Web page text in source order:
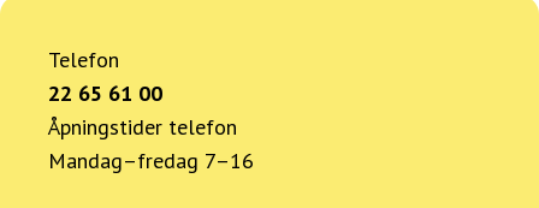
Telefon
22 65 61 00
Åpningstider telefon
Mandag–fredag 7–16